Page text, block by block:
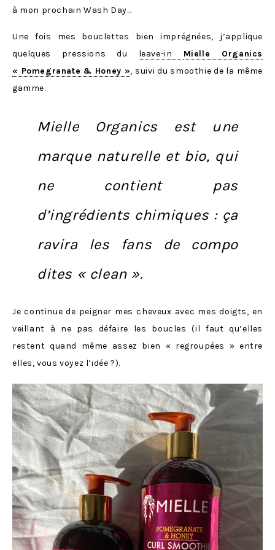
à mon prochain Wash Day…
Une fois mes bouclettes bien imprégnées, j’applique
quelques pressions du leave-in Mielle Organics
« Pomegranate & Honey », suivi du smoothie de la même
gamme.
Mielle Organics est une
marque naturelle et bio, qui
ne contient pas
d’ingrédients chimiques : ça
ravira les fans de compo
dites « clean ».
Je continue de peigner mes cheveux avec mes doigts, en
veillant à ne pas défaire les boucles (il faut qu’elles
restent quand même assez bien « regroupées » entre
elles, vous voyez l’idée ?).